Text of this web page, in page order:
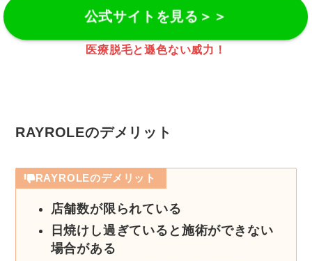
公式サイトを見る＞＞
医療脱毛と遜色ない威力！
RAYROLEのデメリット
RAYROLEのデメリット
店舗数が限られている
日焼けし過ぎていると施術ができない
場合がある